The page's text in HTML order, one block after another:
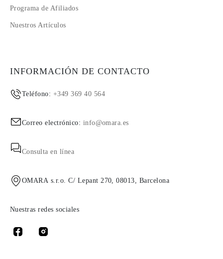
Programa de Afiliados
Nuestros Artículos
INFORMACIÓN DE CONTACTO
Teléfono: +349 369 40 564
Correo electrónico: info@omara.es
Consulta en línea
OMARA s.r.o. C/ Lepant 270, 08013, Barcelona
Nuestras redes sociales